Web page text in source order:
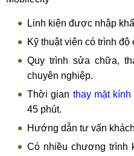
Linh kiện được nhập
Kỹ thuật viên có trình độ
Quy trình sửa chữa,
chuyên nghiệp.
Thời gian thay mặt
45 phút.
Hướng dẫn tư vấn
Có nhiều chương trình